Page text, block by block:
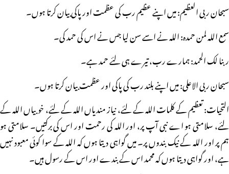
سبحان ربی العظیم: میں اپنے عظیم رب کی عظمت اور پاکی بیان کرتا ہوں۔
سمع اللہ لمن حمدہ: اللہ نے اسے سن لیا جس نے اس کی حمد کی۔
ربنا لک الحمد: ہمارے رب، تیرے ہی لئے حمد ہے۔
سبحان ربی الاعلی: میں اپنے بلند رب کی پاکی اور عظمت بیان کرتا ہوں۔
التحیات: تعظیم کے کلمات اللہ کے لئے، نیاز مندیاں اللہ کے لئے، خوبیاں اللہ کے
لئے، سلامتی ہو اے نبی آپ پر، اور اللہ کی رحمت اور اس کی برکتیں۔ سلامتی ہو
ہم پر اور اللہ کے نیک بندوں پر۔ میں گواہی دیتا ہوں کہ اللہ کے سوا کوئی معبود نہیں
ہے، اور گواہی دیتا ہوں کہ محمد اس کے بندے اور اس کے رسول ہیں۔